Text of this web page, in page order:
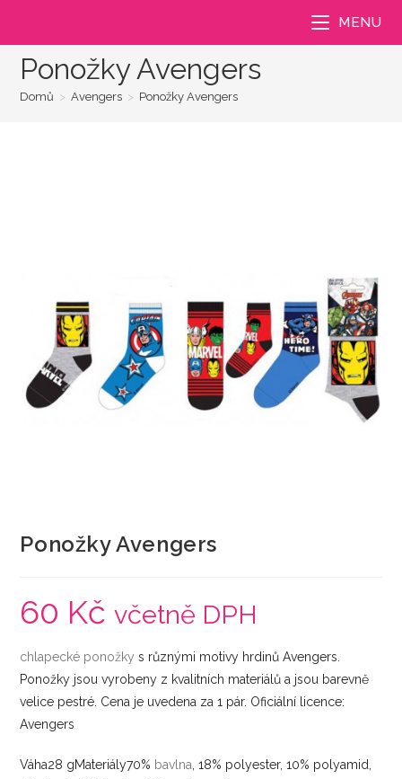
MENU
Ponožky Avengers
Domů > Avengers > Ponožky Avengers
Ponožky Avengers
60 Kč včetně DPH
chlapecké ponožky s různými motivy hrdinů Avengers.
Ponožky jsou vyrobeny z kvalitních materiálů a jsou barevně
velice pestré. Cena je uvedena za 1 pár. Oficiální licence:
Avengers
Váha28 gMateriály70% bavlna , 18% polyester, 10% polyamid,